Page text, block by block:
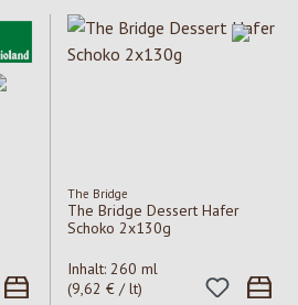
The Bridge
The Bridge Dessert Hafer
Schoko 2x130g
Inhalt: 260 ml
(9,62 € / lt)